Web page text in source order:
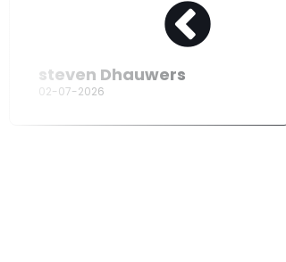
steven Dhauwers
02-07-2026